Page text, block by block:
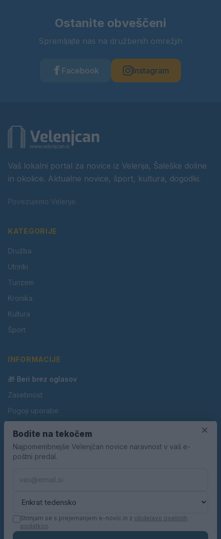
Ostanite obveščeni
Spremljajte nas na družbenih omrežjih
Facebook Instagram
Vaš lokalni portal za novice iz Velenja, Šaleške doline
in okolice. Aktualne novice, šport, kultura, dogodki.
Povezujemo Velenje.
KATEGORIJE
Družba
Utrinki
Turizem
Kronika
Kultura
Šport
INFORMACIJE
🎁 Beri brez oglasov
Zasebnost
Pogoji uporabe
Oglaševanje
Kontakt
×
Bodite na tekočem
Najpomembnejše Velenjčan novice naravnost v vaš e-
poštni predal.
Strinjam se s prejemanjem e-novic in z obdelavo osebnih
podatkov.